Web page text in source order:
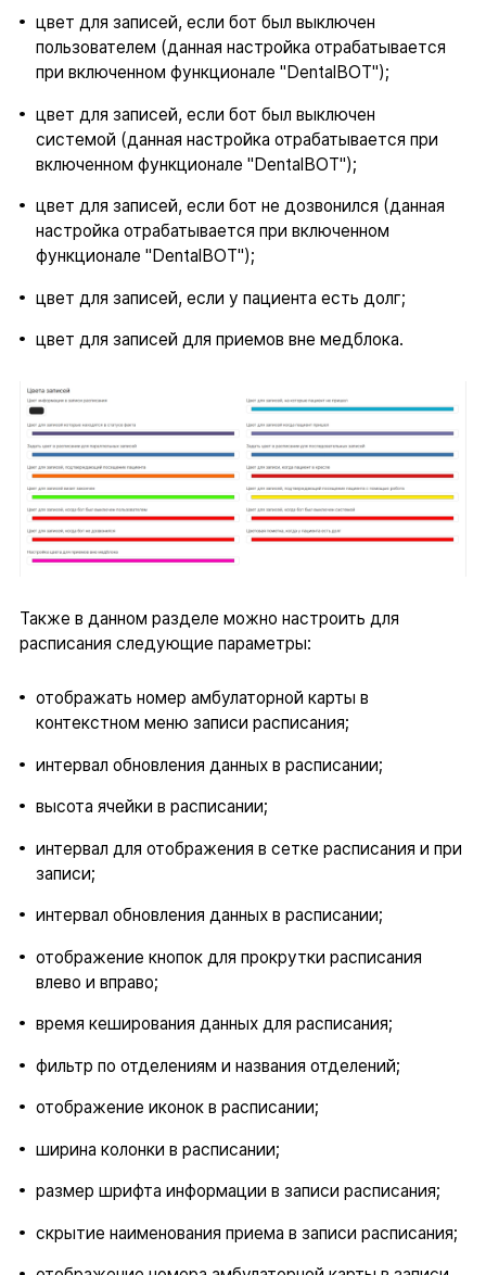
цвет для записей, если бот был выключен
пользователем (данная настройка отрабатывается
при включенном функционале "DentalBOT");
цвет для записей, если бот был выключен
системой (данная настройка отрабатывается при
включенном функционале "DentalBOT");
цвет для записей, если бот не дозвонился (данная
настройка отрабатывается при включенном
функционале "DentalBOT");
цвет для записей, если у пациента есть долг;
цвет для записей для приемов вне медблока.
Также в данном разделе можно настроить для
расписания следующие параметры:
отображать номер амбулаторной карты в
контекстном меню записи расписания;
интервал обновления данных в расписании;
высота ячейки в расписании;
интервал для отображения в сетке расписания и при
записи;
интервал обновления данных в расписании;
отображение кнопок для прокрутки расписания
влево и вправо;
время кеширования данных для расписания;
фильтр по отделениям и названия отделений;
отображение иконок в расписании;
ширина колонки в расписании;
размер шрифта информации в записи расписания;
скрытие наименования приема в записи расписания;